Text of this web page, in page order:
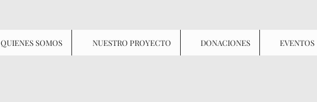
QUIENES SOMOS NUESTRO PROYECTO DONACIONES EVENTOS